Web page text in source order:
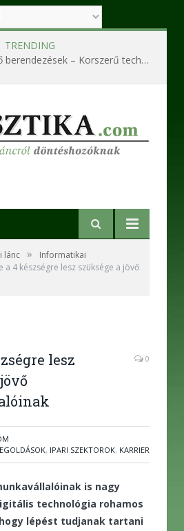
TRENDING
Ipari szennyvízkezelő berendezések – Korszerű technológiák a hatékony és fenntartható működésért
lánc »
Informatikai
a 4 készségre lesz szüksége a jövő
lesz
0
, IPARI SZEKTOROK, KARRIER
is nagy
technológia rohamos
lépést tudjanak tartani